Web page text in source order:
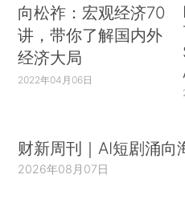
向松祚：宏观经济70
讲，带你了解国内外
经济大局
2022年04月06日
财新周刊｜AI短剧涌向
2026年08月07日